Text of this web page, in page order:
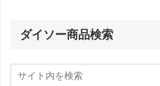
ダイソー商品検索